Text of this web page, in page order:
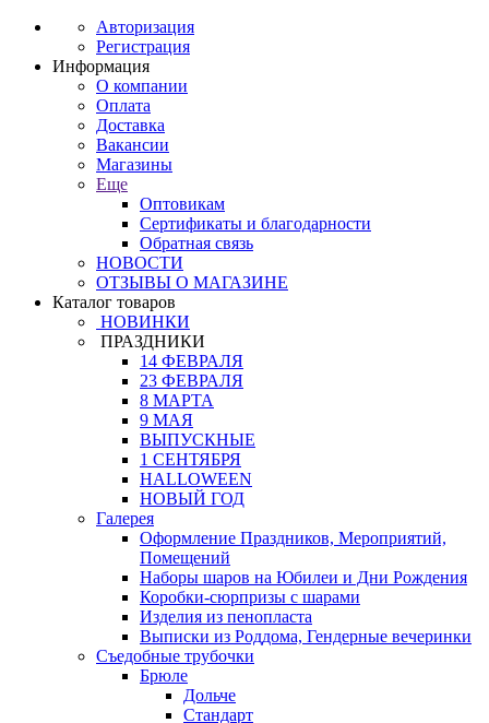
Авторизация
Регистрация
Информация
О компании
Оплата
Доставка
Вакансии
Магазины
Еще
Оптовикам
Сертификаты и благодарности
Обратная связь
НОВОСТИ
ОТЗЫВЫ О МАГАЗИНЕ
Каталог товаров
НОВИНКИ
ПРАЗДНИКИ
14 ФЕВРАЛЯ
23 ФЕВРАЛЯ
8 МАРТА
9 МАЯ
ВЫПУСКНЫЕ
1 СЕНТЯБРЯ
HALLOWEEN
НОВЫЙ ГОД
Галерея
Оформление Праздников, Мероприятий,
Помещений
Наборы шаров на Юбилеи и Дни Рождения
Коробки-сюрпризы с шарами
Изделия из пенопласта
Выписки из Роддома, Гендерные вечеринки
Съедобные трубочки
Брюле
Дольче
Стандарт